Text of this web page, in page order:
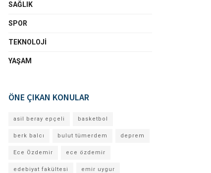
SAĞLIK
SPOR
TEKNOLOJI
YAŞAM
ÖNE ÇIKAN KONULAR
asil beray epçeli basketbol
berk balcı bulut tümerdem deprem
Ece Özdemir ece özdemir
edebiyat fakültesi emir uygur